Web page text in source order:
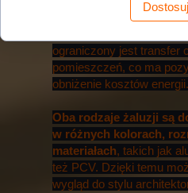
owadami czy też
ograniczony jest transfer
pomieszczeń, co ma
obniżenie kosztów energii.
Oba rodzaje żaluzji są
w różnych kolorach,
materiałach, takich jak
też PCV. Dzięki temu
wygląd do stylu
Dostosuj